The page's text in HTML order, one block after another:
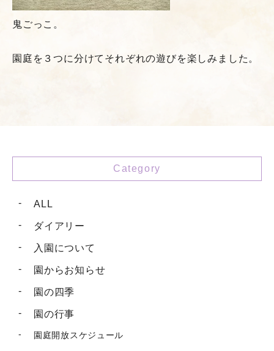
鬼ごっこ。
園庭を３つに分けてそれぞれの遊びを楽しみました。
Category
ALL
ダイアリー
入園について
園からお知らせ
園の四季
園の行事
園庭開放スケジュール